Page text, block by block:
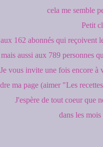
cela me semble
Petit
aux 162 abonnés qui reçoivent
mais aussi aux 789 personnes
Je vous invite une fois encore à
ma page (aimer "Les
J'espère de tout coeur que
dans les mois